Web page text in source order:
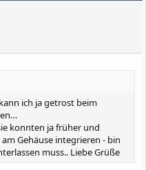
ich ja getrost beim
konnten ja früher und
Gehäuse integrieren - bin
muss.. Liebe Grüße